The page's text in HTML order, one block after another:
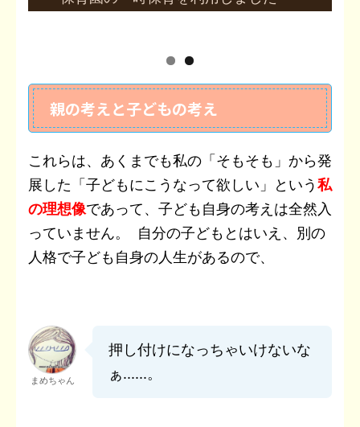
親の考えと子どもの考え
これらは、あくまでも私の「そもそも」から発
展した「子どもにこうなって欲しい」という私
の理想像であって、子ども自身の考えは全然入
っていません。 自分の子どもとはいえ、別の
人格で子ども自身の人生があるので、
まめちゃん
押し付けになっちゃいけないな
ぁ......。